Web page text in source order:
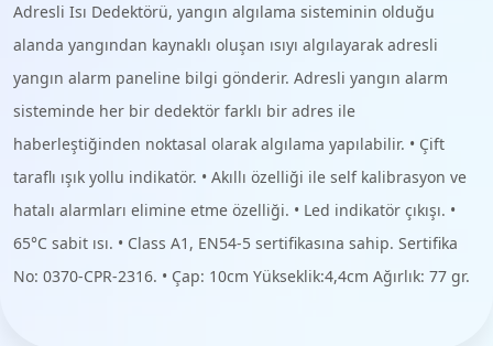
Adresli Isı Dedektörü, yangın algılama sisteminin olduğu
alanda yangından kaynaklı oluşan ısıyı algılayarak adresli
yangın alarm paneline bilgi gönderir. Adresli yangın alarm
sisteminde her bir dedektör farklı bir adres ile
haberleştiğinden noktasal olarak algılama yapılabilir. • Çift
taraflı ışık yollu indikatör. • Akıllı özelliği ile self kalibrasyon ve
hatalı alarmları elimine etme özelliği. • Led indikatör çıkışı. •
65°C sabit ısı. • Class A1, EN54-5 sertifikasına sahip. Sertifika
No: 0370-CPR-2316. • Çap: 10cm Yükseklik:4,4cm Ağırlık: 77 gr.